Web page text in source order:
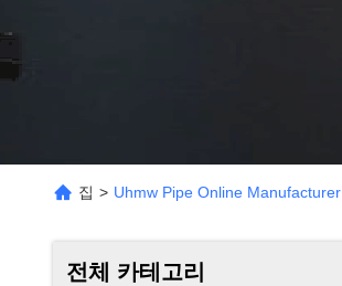
집 > Uhmw Pipe Online Manufacturer
전체 카테고리